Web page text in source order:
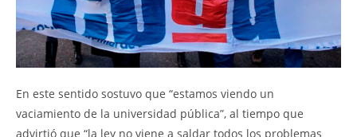
En este sentido sostuvo que “estamos viendo un
vaciamiento de la universidad pública”, al tiempo que
advirtió que “la ley no viene a saldar todos los problemas